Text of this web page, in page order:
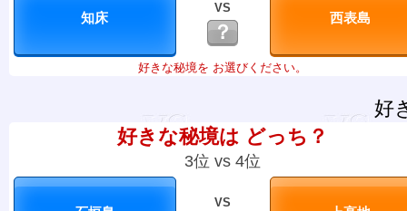
VS
？
好きな秘境を お選びください。
好
好きな秘境は どっち？
3位 vs 4位
VS